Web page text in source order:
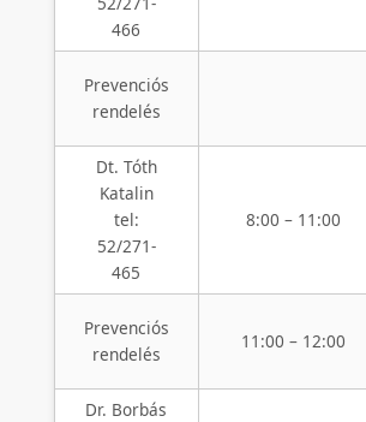
466
Prevenciós
rendelés
Dt. Tóth
Katalin
tel:
52/271-
465
8:00 – 11:00
Prevenciós
rendelés
11:00 – 12:00
Dr. Borbás